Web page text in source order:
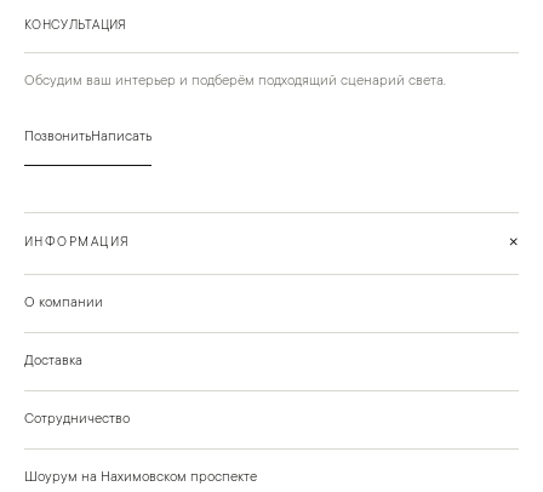
КОНСУЛЬТАЦИЯ
Обсудим ваш интерьер и подберём подходящий сценарий света.
ПозвонитьНаписать
ИНФОРМАЦИЯ +
О компании
Доставка
Сотрудничество
Шоурум на Нахимовском проспекте